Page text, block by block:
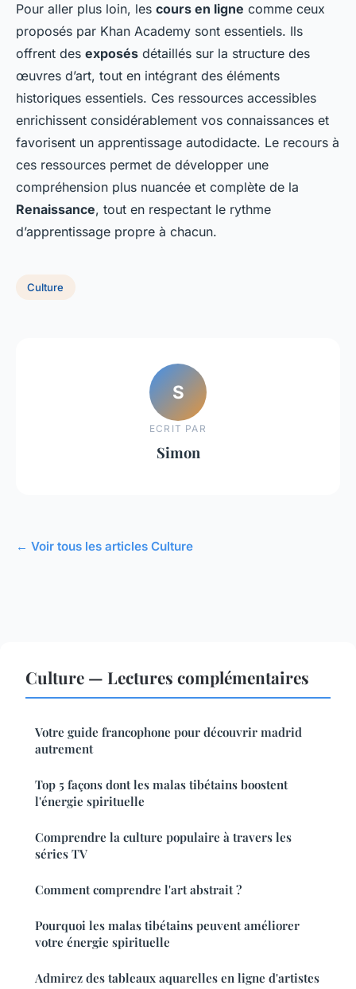
Pour aller plus loin, les cours en ligne comme ceux
proposés par Khan Academy sont essentiels. Ils
offrent des exposés détaillés sur la structure des
œuvres d’art, tout en intégrant des éléments
historiques essentiels. Ces ressources accessibles
enrichissent considérablement vos connaissances et
favorisent un apprentissage autodidacte. Le recours à
ces ressources permet de développer une
compréhension plus nuancée et complète de la
Renaissance, tout en respectant le rythme
d’apprentissage propre à chacun.
Culture
S
ECRIT PAR
Simon
← Voir tous les articles Culture
Culture — Lectures complémentaires
Votre guide francophone pour découvrir madrid
autrement
Top 5 façons dont les malas tibétains boostent
l'énergie spirituelle
Comprendre la culture populaire à travers les
séries TV
Comment comprendre l'art abstrait ?
Pourquoi les malas tibétains peuvent améliorer
votre énergie spirituelle
Admirez des tableaux aquarelles en ligne d'artistes